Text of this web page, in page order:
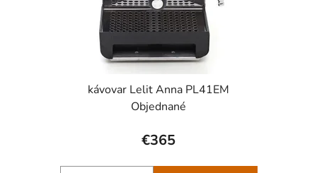
kávovar Lelit Anna PL41EM
Objednané
€365